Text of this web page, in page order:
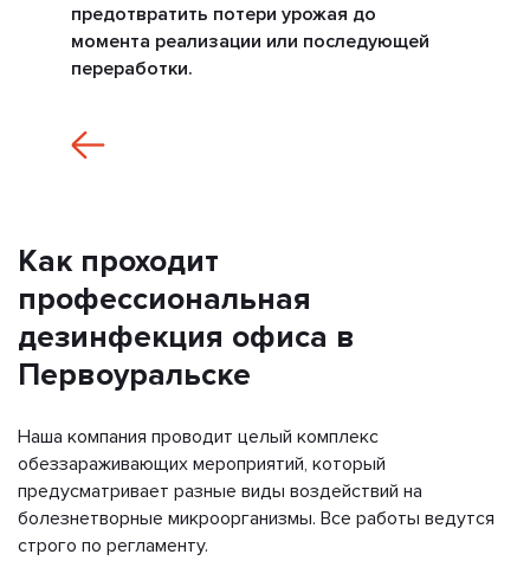
предотвратить потери урожая до
момента реализации или последующей
переработки.
Как проходит
профессиональная
дезинфекция офиса в
Первоуральске
Наша компания проводит целый комплекс
обеззараживающих мероприятий, который
предусматривает разные виды воздействий на
болезнетворные микроорганизмы. Все работы ведутся
строго по регламенту.